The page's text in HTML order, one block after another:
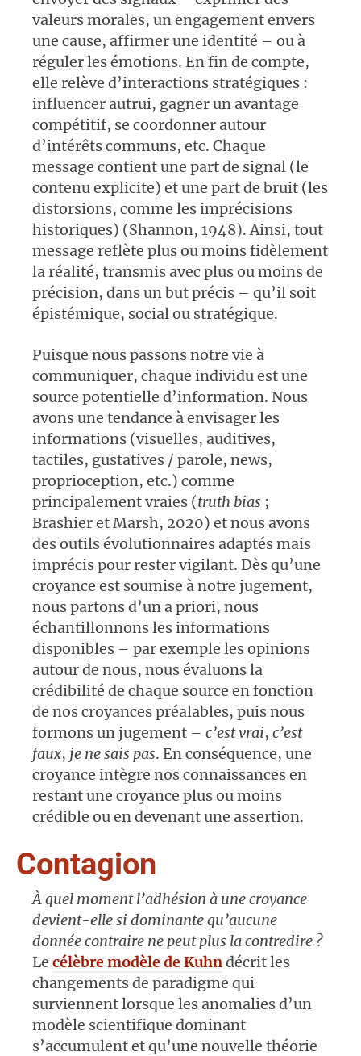
valeurs morales, un engagement envers
une cause, affirmer une identité – ou à
réguler les émotions. En fin de compte,
elle relève d’interactions stratégiques :
influencer autrui, gagner un avantage
compétitif, se coordonner autour
d’intérêts communs, etc. Chaque
message contient une part de signal (le
contenu explicite) et une part de bruit (les
distorsions, comme les imprécisions
historiques) (Shannon, 1948). Ainsi, tout
message reflète plus ou moins fidèlement
la réalité, transmis avec plus ou moins de
précision, dans un but précis – qu’il soit
épistémique, social ou stratégique.
Puisque nous passons notre vie à
communiquer, chaque individu est une
source potentielle d’information. Nous
avons une tendance à envisager les
informations (visuelles, auditives,
tactiles, gustatives / parole, news,
proprioception, etc.) comme
principalement vraies (truth bias ;
Brashier et Marsh, 2020) et nous avons
des outils évolutionnaires adaptés mais
imprécis pour rester vigilant. Dès qu’une
croyance est soumise à notre jugement,
nous partons d’un a priori, nous
échantillonnons les informations
disponibles – par exemple les opinions
autour de nous, nous évaluons la
crédibilité de chaque source en fonction
de nos croyances préalables, puis nous
formons un jugement – c’est vrai, c’est
faux, je ne sais pas. En conséquence, une
croyance intègre nos connaissances en
restant une croyance plus ou moins
crédible ou en devenant une assertion.
Contagion
À quel moment l’adhésion à une croyance
devient-elle si dominante qu’aucune
donnée contraire ne peut plus la contredire ?
Le célèbre modèle de Kuhndécrit les
changements de paradigme qui
surviennent lorsque les anomalies d’un
modèle scientifique dominant
s’accumulent et qu’une nouvelle théorie